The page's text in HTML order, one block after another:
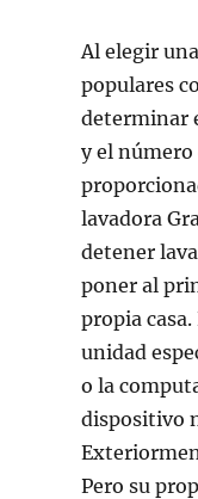
Al elegir
populares
determinar
y el número
lavadora
detener
poner al
propia
unidad
o la
dispositivo
Pero su